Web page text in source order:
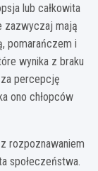
lub całkowita
zazwyczaj mają
pomarańczem i
wynika z braku
percepcję
ono chłopców
rozpoznawaniem
społeczeństwa.